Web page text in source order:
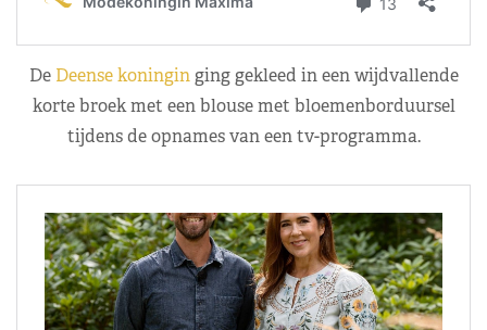
De Deense koninginging gekleed in een wijdvallende
korte broek met een blouse met bloemenborduursel
tijdens de opnames van een tv-programma.